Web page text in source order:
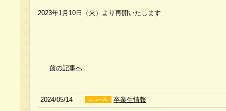
2023年1月10日（火）より再開いたします
前の記事へ
2024/05/14 卒業生情報